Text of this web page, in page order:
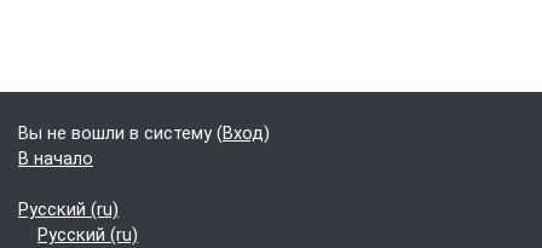
Вы не вошли в систему (Вход)
В начало
Русский ‎(ru)‎
Русский ‎(ru)‎